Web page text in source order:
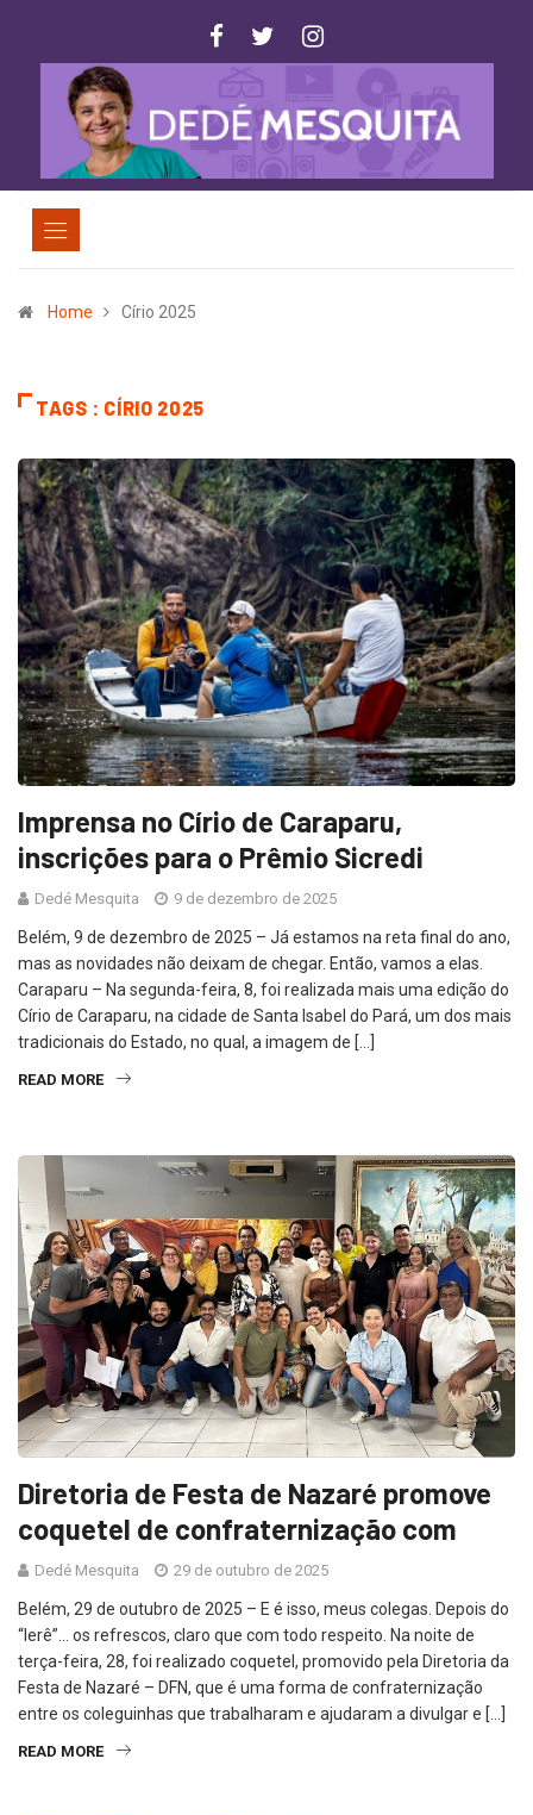
Home Círio 2025
TAGS : CÍRIO 2025
Imprensa no Círio de Caraparu,
inscrições para o Prêmio Sicredi
Dedé Mesquita 9 de dezembro de 2025
Belém, 9 de dezembro de 2025 – Já estamos na reta final do ano,
mas as novidades não deixam de chegar. Então, vamos a elas.
Caraparu – Na segunda-feira, 8, foi realizada mais uma edição do
Círio de Caraparu, na cidade de Santa Isabel do Pará, um dos mais
tradicionais do Estado, no qual, a imagem de […]
READ MORE
Diretoria de Festa de Nazaré promove
coquetel de confraternização com
Dedé Mesquita 29 de outubro de 2025
Belém, 29 de outubro de 2025 – E é isso, meus colegas. Depois do
“lerê”… os refrescos, claro que com todo respeito. Na noite de
terça-feira, 28, foi realizado coquetel, promovido pela Diretoria da
Festa de Nazaré – DFN, que é uma forma de confraternização
entre os coleguinhas que trabalharam e ajudaram a divulgar e […]
READ MORE